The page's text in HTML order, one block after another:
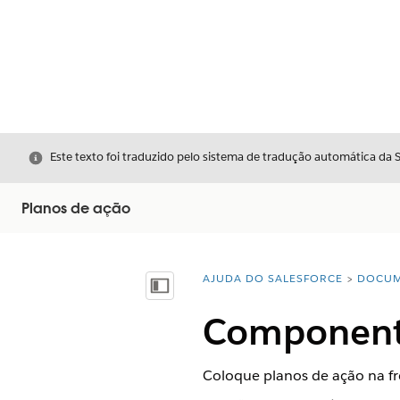
Fechar
Este texto foi traduzido pelo sistema de tradução automática da
Planos de ação
Mostrar índiceVocê está aqui:
AJUDA DO SALESFORCE
Coloque planos de ação na